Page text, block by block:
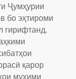
Ҷумҳурии
бо эҳтироми
гирифтанд.
қарор
муҳими